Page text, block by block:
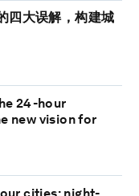
四大误解，构建城
24-hour
new vision for